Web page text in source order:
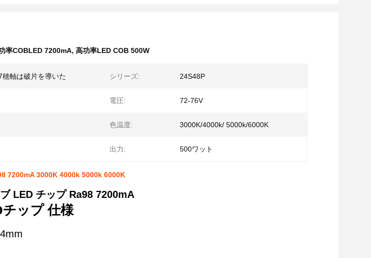
率COBLED 7200mA, 高功率LED COB 500W
軸は破片を導いた シリーズ: 24S48P
電圧: 72-76V
色温度: 3000K/4000k/ 5000k/6000K
出力: 500ワット
7200mA 3000K 4000k 5000k 6000K
LED チップ Ra98 7200mA
チップ 仕様